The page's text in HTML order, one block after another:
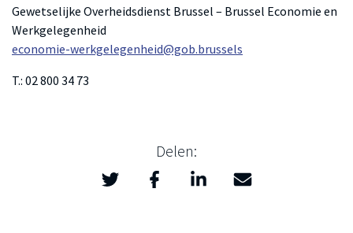
Gewetselijke Overheidsdienst Brussel – Brussel Economie en
Werkgelegenheid
economie-werkgelegenheid@gob.brussels
T.: 02 800 34 73
Delen:
Twitter
>FacebookLinkedInMail